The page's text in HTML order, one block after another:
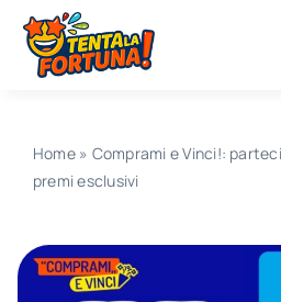
Salta
contenuto
Home» Comprami e Vinci!:
premi esclusivi